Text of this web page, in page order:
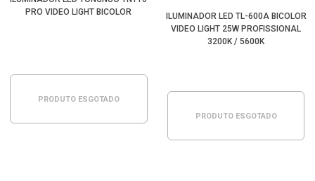
PRO VIDEO LIGHT BICOLOR
PRODUTO ESGOTADO
ILUMINADOR LED TL-600A BICOLOR
VIDEO LIGHT 25W PROFISSIONAL
3200K / 5600K
PRODUTO ESGOTADO